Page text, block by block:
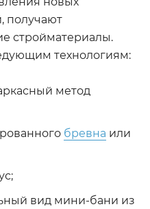
получают
стройматериалы.
технологиям:
метод
бревна или
вид мини-бани из